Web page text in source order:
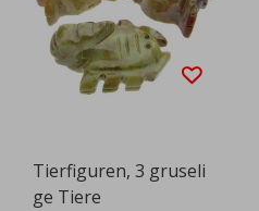
Tierfiguren, 3 gruseli
ge Tiere